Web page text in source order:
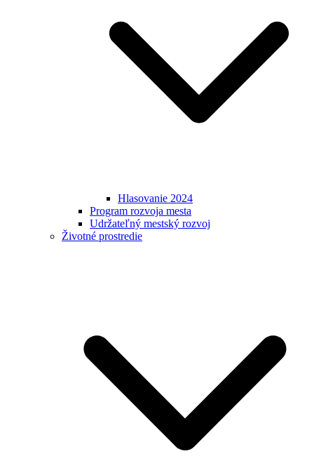
Hlasovanie 2024
Program rozvoja mesta
Udržateľný mestský rozvoj
Životné prostredie